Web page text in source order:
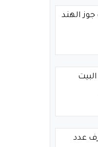
الهند
عدد